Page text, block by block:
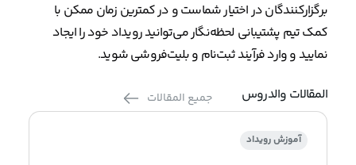
برگزارکنندگان در اختیار شماست و در کمترین زمان ممکن با
کمک تیم پشتیبانی لحظه‌نگار می‌توانید رویداد خود را ایجاد
نمایید و وارد فرآیند ثبت‌نام و بلیت‌فروشی شوید.
المقالات والدروس
جميع المقالات
آموزش رویداد